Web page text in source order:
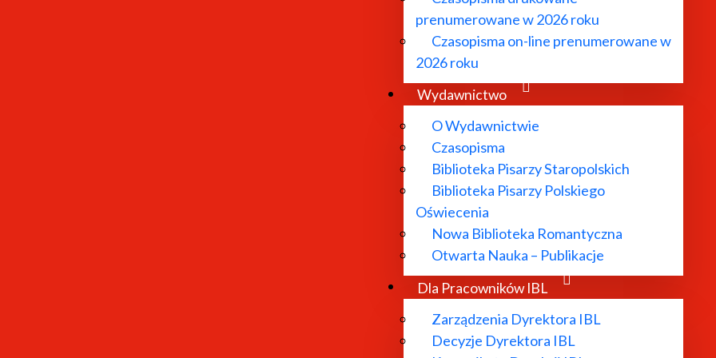
prenumerowane w 2026 roku
Czasopisma on-line prenumerowane w
2026 roku
Wydawnictwo
O Wydawnictwie
Czasopisma
Biblioteka Pisarzy Staropolskich
Biblioteka Pisarzy Polskiego
Oświecenia
Nowa Biblioteka Romantyczna
Otwarta Nauka – Publikacje
Dla Pracowników IBL
Zarządzenia Dyrektora IBL
Decyzje Dyrektora IBL
[baza danych online]. Instytut Badań Literackich PAN.
Monografie "Polskiej Bibliografii Literackiej". Dostępne w Internecie:
Polska Bibliografia Literacka: Teoria literatury, historia literatury polskiej, literatura współczesna. Poznań:
Polska Bibliografia Literacka: Literatura polska – zagadnienia szczegółowe (bibliografie i słowniki, tematy i
Polska Bibliografia Literacka: Literatura polska – antologie, literatura anonimowa, twórczość pisarzy
Polska Bibliografia Literacka: Recepcja literatur obcych w Polsce (bibliografia podmiotowa i przedmiotowa)
Polska Bibliografia Literacka: Teatr, film, radio i telewizja w Polsce (ludzie teatru, teoria, historia,
Cyfrowa Infrastruktura Badawcza dla Humanistyki i Nauk o Sztuce DARIAH-PL – w ramach Krajowego Planu